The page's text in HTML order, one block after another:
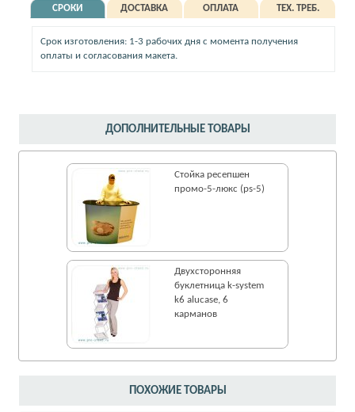
СРОКИ ДОСТАВКА ОПЛАТА ТЕХ. ТРЕБ.
Срок изготовления: 1-3 рабочих дня с момента получения
оплаты и согласования макета.
ПОХОЖИЕ ТОВАРЫ
ДОПОЛНИТЕЛЬНЫЕ ТОВАРЫ
Стойка ресепшен
промо-5-люкс (ps-5)
Двухсторонняя
буклетница k-system
k6 alucase, 6
карманов